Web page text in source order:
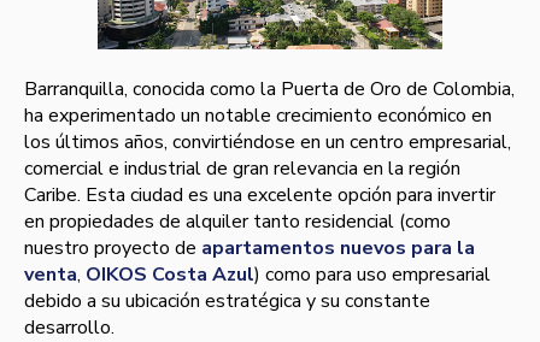
Barranquilla, conocida como la Puerta de Oro de Colombia,
ha experimentado un notable crecimiento económico en
los últimos años, convirtiéndose en un centro empresarial,
comercial e industrial de gran relevancia en la región
Caribe. Esta ciudad es una excelente opción para invertir
en propiedades de alquiler tanto residencial (como
nuestro proyecto de apartamentos nuevos para la
venta, OIKOS Costa Azul) como para uso empresarial
debido a su ubicación estratégica y su constante
desarrollo.